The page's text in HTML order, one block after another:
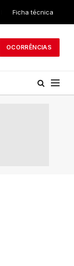
Ficha técnica
OCORRÊNCIAS